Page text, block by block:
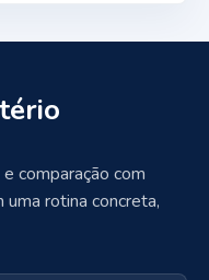
comparação com
rotina concreta,